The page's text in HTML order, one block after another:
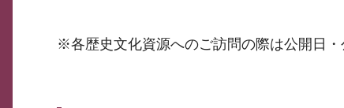
※各歴史文化資源へのご訪問の際は公開日・